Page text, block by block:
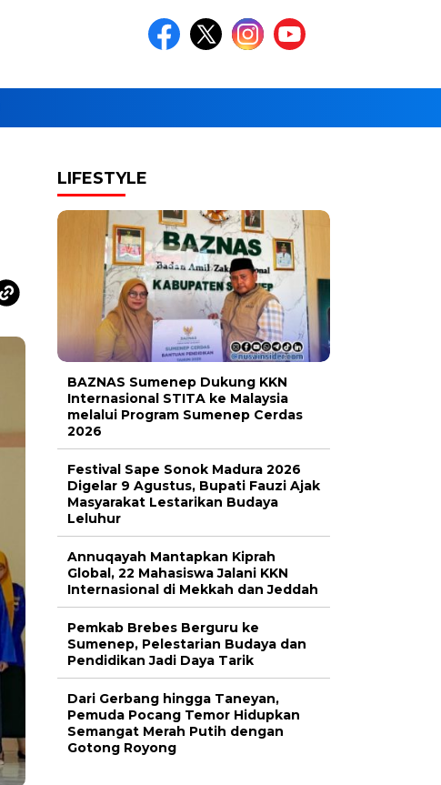
LIFESTYLE
BAZNAS Sumenep Dukung KKN
Internasional STITA ke Malaysia
melalui Program Sumenep Cerdas
2026
Festival Sape Sonok Madura 2026
Digelar 9 Agustus, Bupati Fauzi Ajak
Masyarakat Lestarikan Budaya
Leluhur
Annuqayah Mantapkan Kiprah
Global, 22 Mahasiswa Jalani KKN
Internasional di Mekkah dan Jeddah
Pemkab Brebes Berguru ke
Sumenep, Pelestarian Budaya dan
Pendidikan Jadi Daya Tarik
Dari Gerbang hingga Taneyan,
Pemuda Pocang Temor Hidupkan
Semangat Merah Putih dengan
Gotong Royong